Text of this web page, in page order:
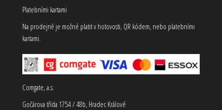
Platebními kartami
Na prodejně je možné platit v hotovosti, QR kódem, nebo platebními
kartami.
Comgate, a.s.
Gočárova třída 1754 / 48b, Hradec Králové